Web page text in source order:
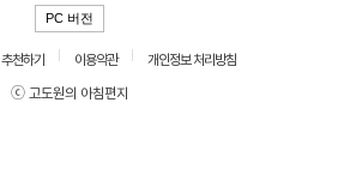
PC 버전
추천하기 이용약관
개인정보 처리방침
ⓒ 고도원의 아침편지